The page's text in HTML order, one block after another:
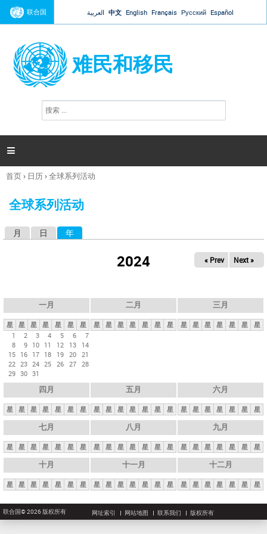
Jump to navigation
联合国 العربية 中文 English Français Русский Español
难民和移民
搜
索

你
这
首页› 日历›全球系列活动
全球系列活动
月 日 年
2024 « Prev Next »
一月
星 星 星 星 星 星
星
1
2 3 4 5 6
7
8
9 10 11 12 13
14
15 16 17 18 19 20 21
22 23 24 25 26 27 28
29 30 31
二月
星 星 星 星 星 星 星
三月
星 星 星 星 星 星 星
四月
星 星 星 星 星 星 星
五月
星 星 星 星 星 星 星
六月
星 星 星 星 星 星 星
七月
星 星 星 星 星 星 星
八月
星 星 星 星 星 星 星
九月
星 星 星 星 星 星 星
十月
星 星 星 星 星 星 星
十一月
星 星 星 星 星 星 星
十二月
星 星 星 星 星 星 星
联合国© 2026 版权所有 网址索引 网站地图 联系我们 版权所有